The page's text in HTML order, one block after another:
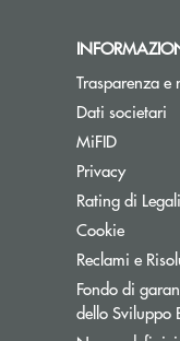
Trasparenza e
Dati societari
MiFID
Privacy
Rating di
Cookie
Reclami e
Fondo di
dello